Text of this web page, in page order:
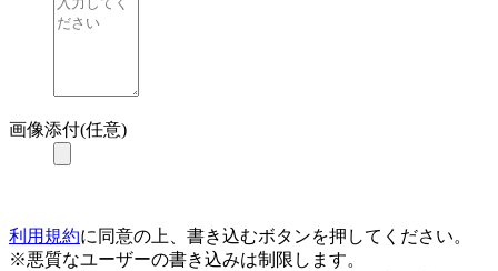
画像添付(任意)
利用規約に同意の上、書き込むボタンを押してください。
※悪質なユーザーの書き込みは制限します。